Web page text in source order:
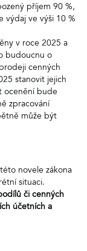
příjem 90 %,
výdaj ve výši 10 %
v roce 2025 a
budoucnu o
cenných
stanovit jejich
ocenění bude
zpracování
může být
novele zákona
situaci.
či cenných
účetních a